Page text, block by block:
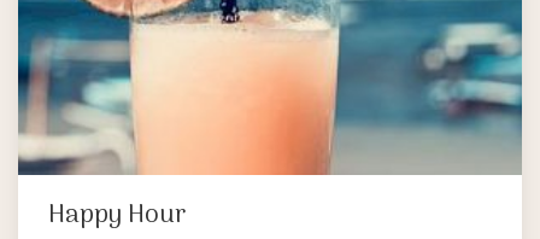
Happy Hour